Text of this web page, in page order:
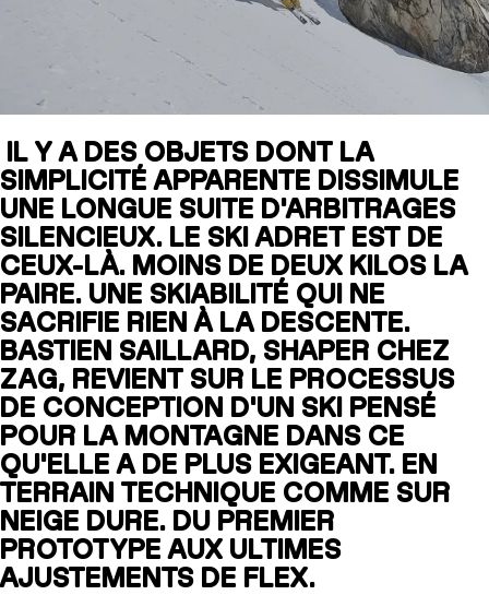
LITE
SLAP 92
UBAC 102
BÂTONS
IL Y A DES OBJETS DONT LA
SIMPLICITÉ APPARENTE DISSIMULE
UNE LONGUE SUITE D'ARBITRAGES
SILENCIEUX. LE SKI ADRET EST DE
CEUX-LÀ. MOINS DE DEUX KILOS LA
PAIRE. UNE SKIABILITÉ QUI NE
SACRIFIE RIEN À LA DESCENTE.
BASTIEN SAILLARD, SHAPER CHEZ
ZAG, REVIENT SUR LE PROCESSUS
DE CONCEPTION D'UN SKI PENSÉ
POUR LA MONTAGNE DANS CE
QU'ELLE A DE PLUS EXIGEANT. EN
TERRAIN TECHNIQUE COMME SUR
NEIGE DURE. DU PREMIER
PROTOTYPE AUX ULTIMES
AJUSTEMENTS DE FLEX.